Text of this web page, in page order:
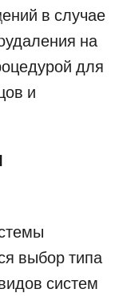
в случае
на
для
и
выбор типа
систем